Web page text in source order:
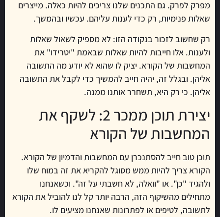
מפרק לפרק. גם התכנים שלנו צריכים להיות כאלה. מייצרים
שאלות פנימיות, רק כדי לענות עליהם. עכשיו ובהמשך.
רק שחשוב לזכור בנקודה הזו: לא מספיק לשאול שאלות
ולענות. אלו חייבות להיות שאלות שבאמת "יטרידו" את
המחשבות של הקורא. יציק לו שהוא לא יודע מה התשובה
אליהן. ובגלל זה, יהיה חייב להמשיך כדי לקבל את התשובה
אליהן. כי רק היא, תשחרר אותנו ממנה.
יצירת תוכן ממכר 2: לשקף את
המחשבות של הקורא
תוכן טוב חייב להסתנכרן עם המחשבות והדמיון של הקורא.
הקורא צריך להיות ממש מסוגל להקריא את זה במוח שלו
ולהגיד "כן". או "וואלה, לא חשבתי על זה". וכשאנחנו
מתחילים מהשיקוף הזה, הרבה יותר קל לנו להוביל את הקורא
לתשובה, לטיפים או לפתרונות שאנחנו מציעים לו.